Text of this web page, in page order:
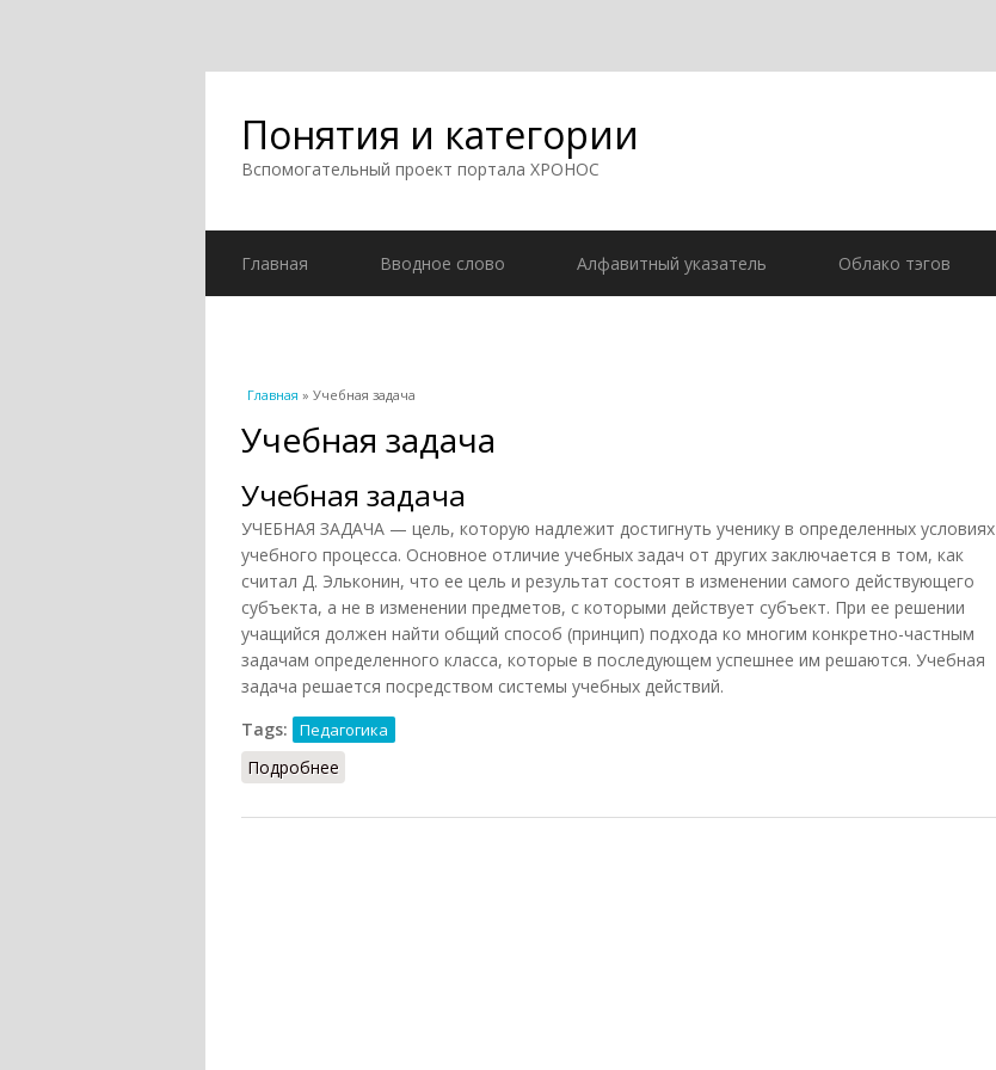
Понятия и категории
Вспомогательный проект портала ХРОНОС
Главная Вводное слово Алфавитный указатель Облако тэгов
Вы здесь
Главная » Учебная задача
Учебная задача
Учебная задача
УЧЕБНАЯ ЗАДАЧА — цель, которую надлежит достигнуть ученику в определенных условиях
учебного процесса. Основное отличие учебных задач от других заключается в том, как
считал Д. Эльконин, что ее цель и результат состоят в изменении самого действующего
субъекта, а не в изменении предметов, с которыми действует субъект. При ее решении
учащийся должен найти общий способ (принцип) подхода ко многим конкретно-частным
задачам определенного класса, которые в последующем успешнее им решаются. Учебная
задача решается посредством системы учебных действий.
Tags:
Педагогика
Подробнее